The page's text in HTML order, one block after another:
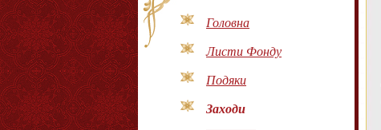
Головна
Листи Фонду
Подяки
Заходи